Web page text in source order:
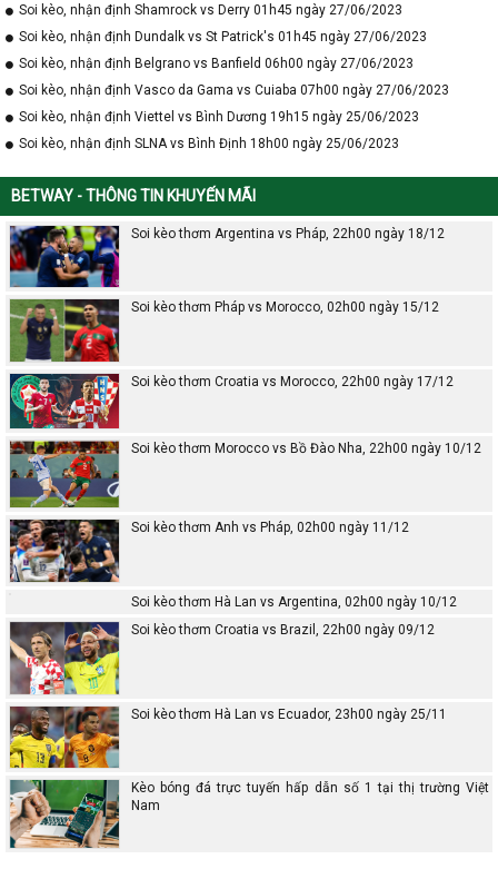
Soi kèo, nhận định Shamrock vs Derry 01h45 ngày 27/06/2023
Soi kèo, nhận định Dundalk vs St Patrick's 01h45 ngày 27/06/2023
Soi kèo, nhận định Belgrano vs Banfield 06h00 ngày 27/06/2023
Soi kèo, nhận định Vasco da Gama vs Cuiaba 07h00 ngày 27/06/2023
Soi kèo, nhận định Viettel vs Bình Dương 19h15 ngày 25/06/2023
Soi kèo, nhận định SLNA vs Bình Định 18h00 ngày 25/06/2023
BETWAY - THÔNG TIN KHUYẾN MÃI
Soi kèo thơm Argentina vs Pháp, 22h00 ngày 18/12
Soi kèo thơm Pháp vs Morocco, 02h00 ngày 15/12
Soi kèo thơm Croatia vs Morocco, 22h00 ngày 17/12
Soi kèo thơm Morocco vs Bồ Đào Nha, 22h00 ngày 10/12
Soi kèo thơm Anh vs Pháp, 02h00 ngày 11/12
Soi kèo thơm Hà Lan vs Argentina, 02h00 ngày 10/12
Soi kèo thơm Croatia vs Brazil, 22h00 ngày 09/12
Soi kèo thơm Hà Lan vs Ecuador, 23h00 ngày 25/11
Kèo bóng đá trực tuyến hấp dẫn số 1 tại thị trường Việt
Nam